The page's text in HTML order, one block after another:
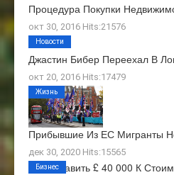
Процедура Покупки
окт 30, 2016 Hits:21576
Джастин Бибер Переехал В
окт 20, 2016 Hits:17479
Новости
Прибывшие Из ЕС Мигранты
дек 30, 2020 Hits:15565
Жизнь
Как Добавить £ 40 000 К
Бизнес